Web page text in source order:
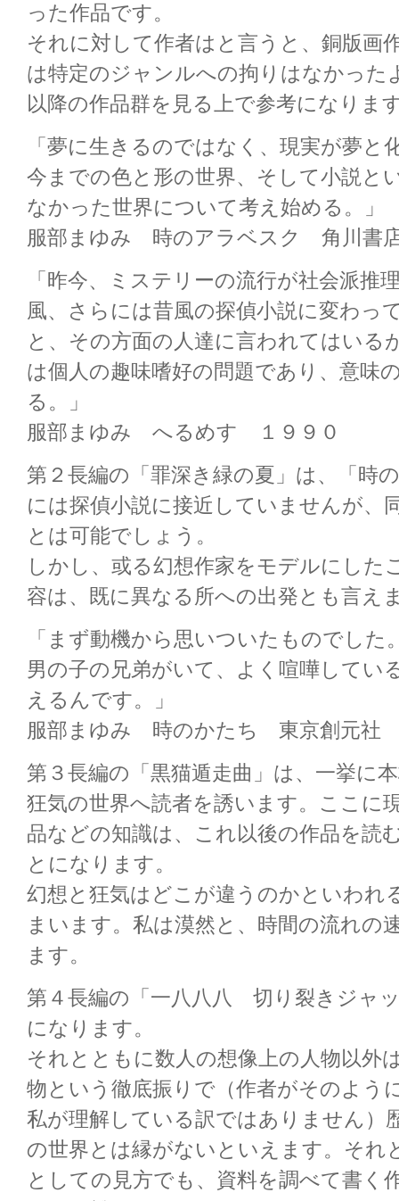
った作品です。
それに対して作者はと言うと、銅版画
は特定のジャンルへの拘りはなかった
以降の作品群を見る上で参考になりま
「夢に生きるのではなく、現実が夢と
今までの色と形の世界、そして小説と
なかった世界について考え始める。」
服部まゆみ 時のアラベスク 角川
「昨今、ミステリーの流行が社会派
風、さらには昔風の探偵小説に変わっ
と、その方面の人達に言われてはいる
は個人の趣味嗜好の問題であり、意味
る。」
服部まゆみ へるめす １９９０
第２長編の「罪深き緑の夏」は、「時
には探偵小説に接近していませんが、
とは可能でしょう。
しかし、或る幻想作家をモデルにした
容は、既に異なる所への出発とも言え
「まず動機から思いついたものでし
男の子の兄弟がいて、よく喧嘩してい
えるんです。」
服部まゆみ 時のかたち 東京創元社
第３長編の「黒猫遁走曲」は、一挙に
狂気の世界へ読者を誘います。ここに
品などの知識は、これ以後の作品を読
とになります。
幻想と狂気はどこが違うのかといわれ
まいます。私は漠然と、時間の流れの
ます。
第４長編の「一八八八 切り裂きジャ
になります。
それとともに数人の想像上の人物以外
物という徹底振りで（作者がそのよう
私が理解している訳ではありません）
の世界とは縁がないといえます。それ
としての見方でも、資料を調べて書く